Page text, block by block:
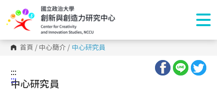
首頁 / 中心簡介 / 中心研究員
:::
:::
中心研究員